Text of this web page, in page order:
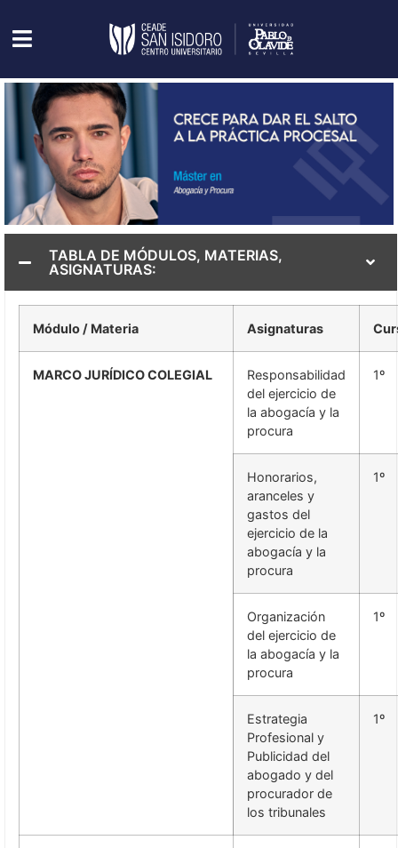
TABLA DE MÓDULOS, MATERIAS,
ASIGNATURAS:
Módulo / Materia Asignaturas
MARCO JURÍDICO COLEGIAL
Responsabilidad
del ejercicio de
la abogacía y la
procura
1º
Honorarios,
aranceles y
gastos del
ejercicio de la
abogacía y la
procura
1º
Organización
del ejercicio de
la abogacía y la
procura
1º
Estrategia
Profesional y
Publicidad del
abogado y del
procurador de
los tribunales
1º